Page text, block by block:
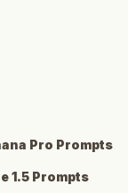
Pro Prompts
1.5 Prompts